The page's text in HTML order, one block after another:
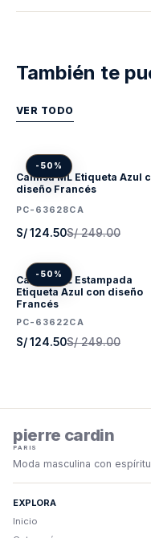
También te
VER TODO
-50%
Camisa ML Etiqueta Azul
diseño Francés
PC-63628CA
S/ 124.50S/ 249.00
-50%
Camisa ML Estampada
Etiqueta Azul con diseño
Francés
PC-63622CA
S/ 124.50S/ 249.00
pierre cardin
PARIS
Moda masculina con
EXPLORA
Inicio